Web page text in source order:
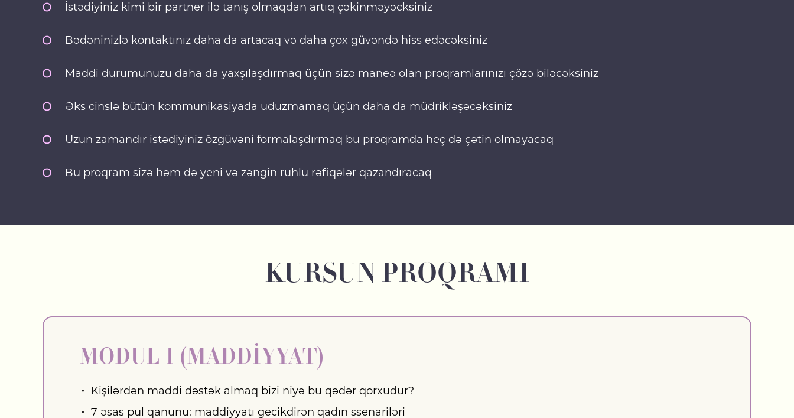
İstədiyiniz kimi bir partner ilə tanış olmaqdan artıq çəkinməyəcksiniz
Bədəninizlə kontaktınız daha da artacaq və daha çox güvəndə hiss edəcəksiniz
Maddi durumunuzu daha da yaxşılaşdırmaq üçün sizə maneə olan proqramlarınızı çözə biləcəksiniz
Əks cinslə bütün kommunikasiyada uduzmamaq üçün daha da müdrikləşəcəksiniz
Uzun zamandır istədiyiniz özgüvəni formalaşdırmaq bu proqramda heç də çətin olmayacaq
Bu proqram sizə həm də yeni və zəngin ruhlu rəfiqələr qazandıracaq
KURSUN PROQRAMI
MODUL 1 (MADDİYYAT)
Kişilərdən maddi dəstək almaq bizi niyə bu qədər qorxudur?
7 əsas pul qanunu: maddiyyatı gecikdirən qadın ssenariləri